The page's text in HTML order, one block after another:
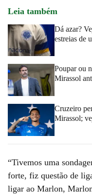
Leia também
Dá azar?
estreias de
Poupar ou
Mirassol
Cruzeiro
Mirassol;
“Tivemos uma
forte, fiz questão de
ligar ao Marlon,